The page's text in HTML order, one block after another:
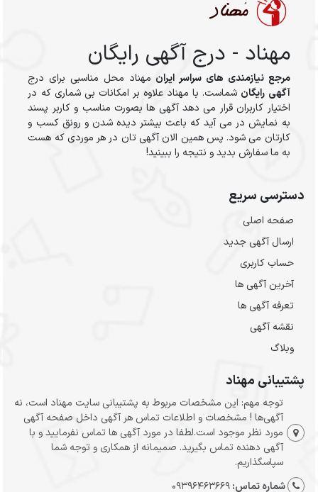
مهناد - درج آگهی رایگان
مرجع نیازمندی های سراسر ایران مهناد محل مناسبی برای درج
آگهی رایگان شماست. با مهناد علاوه بر امکانات بی شماری که در
اختیار کاربران قرار می دهد آگهی ها بصورت مناسب و کاربر پسند
به نمایش در می آید که باعث بیشتر دیده شدن و رونق کسب و
کارتان می شود. پس همین الان آگهی تان در هر موردی که هست
به ما سفارش بدید و نتیجه را ببینید!
دسترسی سریع
صفحه اصلی
ارسال‌ آگهی جدید
حساب کاربری
آخرین آگهی ها
تعرفه آگهی ها
نقشه آگهی
وبلاگ
پشتیبانی مهناد
توجه مهم: این مشخصات مربوط به پشتیبانی سایت مهناد است، نه
آگهی‌ها ! مشخصات و اطلاعات تماس هر آگهی داخل صفحه آگهی
مورد نظر موجود است.لطفا در مورد آگهی ها تماس نفرمایید و با
آگهی دهنده تماس بگیرید. صمیمانه از همکاری و توجه شما
سپاسگذاریم.
شماره تماس:09396463669